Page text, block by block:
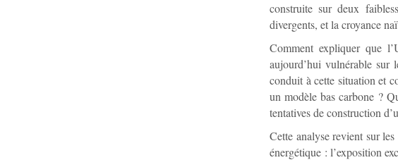
construite sur deux
divergents, et la croyance
Comment expliquer que
aujourd’hui vulnérable sur
conduit à cette situation et
un modèle bas carbone ?
tentatives de construction
Cette analyse revient sur
énergétique : l’exposition